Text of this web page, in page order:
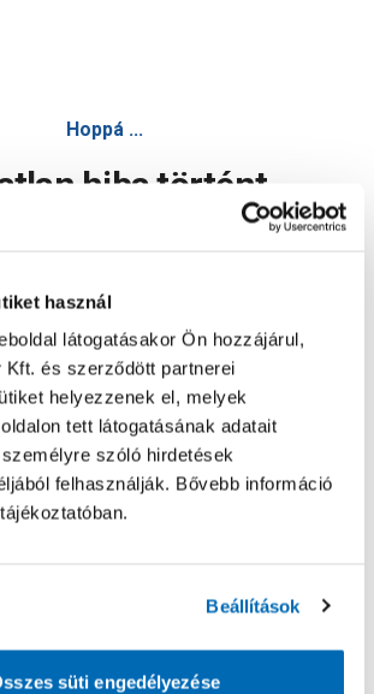
használ
látogatásakor Ön hozzájárul,
Kft. és szerződött partnerei
helyezzenek el, melyek
tett látogatásának adatait
szóló hirdetések
felhasználják. Bővebb információ
Beállítások
süti engedélyezése
Hoppá ...
hiba történt
Oldal újratöltése